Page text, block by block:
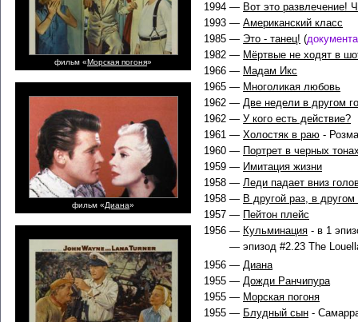
фильм «Морская погоня»
фильм «Диана»
1994 — Вот это развлечение!
1993 — Американский класс
1985 — Это - танец! (
1982 — Мёртвые не ходят в
1966 — Мадам Икс
1965 — Многоликая любовь
1962 — Две недели в другом
1962 — У кого есть действие?
1961 — Холостяк в раю -
1960 — Портрет в черных
1959 — Имитация жизни
1958 — Леди падает вниз
1958 — В другой раз, в другом
1957 — Пейтон плейс
1956 — Кульминация - в 1
— эпизод #2.23 The
1956 — Диана
1955 — Дожди Ранчипура
1955 — Морская погоня
1955 — Блудный сын -